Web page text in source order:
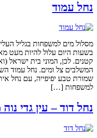
נחל עמוד
מסלול מים למשפחות בגליל
בשעות היום עלול להיות מעט
קטנים. לכן, המוני בית ישראל
המשלבים צל ומים. נחל עמוד
שמורת טבע יפיפייה, עם נחל
למשפחות […]
נחל דוד – עין גדי